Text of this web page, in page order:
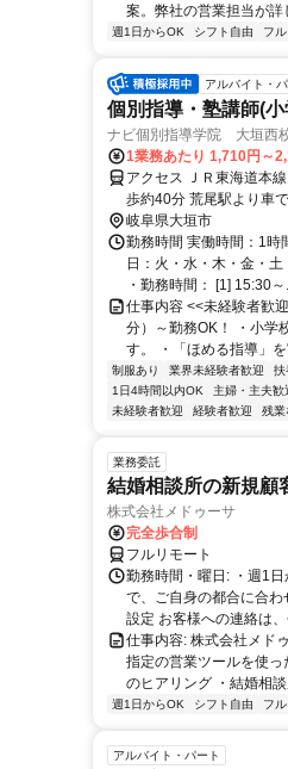
案。弊社の営業担当が
週1日からOK シフト自由 フ
アルバイト・
個別指導・塾講師(
ナビ個別指導学院 大垣西
1業務あたり 1,710円～
アクセス ＪＲ東海道本
歩約40分 荒尾駅より車
岐阜県大垣市
勤務時間 実働時間：1時
日：火・水・木・金・
・勤務時間： [1] 15:30～
仕事内容 <<未経験者歓
分）～勤務OK！ ・小学
す。 ・「ほめる指導」
制服あり 業界未経験者歓迎 扶
1日4時間以内OK
主婦・主夫歓
未経験者歓迎
経験者歓迎 残業
業務委託
結婚相談所の新規顧
株式会社メドゥーサ
完全歩合制
フルリモート
勤務時間・曜日: ・週1
で、ご自身の都合に合
設定 お客様への連絡は
仕事内容: 株式会社メド
指定の営業ツールを使
のヒアリング ・結婚相
週1日からOK シフト自由 フ
アルバイト・パート